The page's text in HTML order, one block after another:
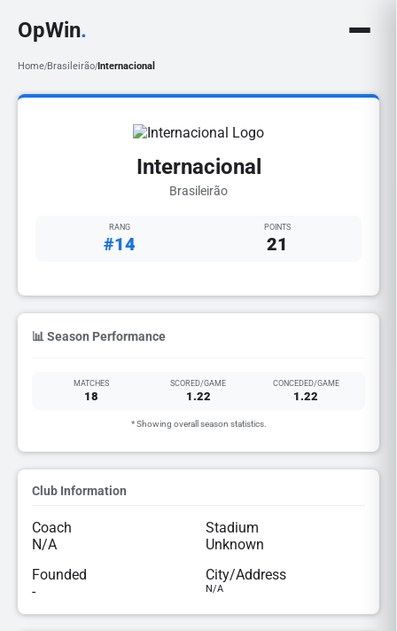
OpWin.
Home/Brasileirão/Internacional
Internacional
Brasileirão
RANG
#14
POINTS
21
📊 Season Performance
MATCHES
18
SCORED/GAME
1.22
CONCEDED/GAME
1.22
* Showing overall season statistics.
Club Information
Coach
N/A
Stadium
Unknown
Founded
-
City/Address
N/A